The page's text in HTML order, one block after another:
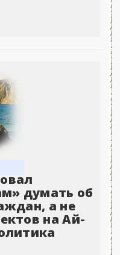
думать об
а не
на Ай-